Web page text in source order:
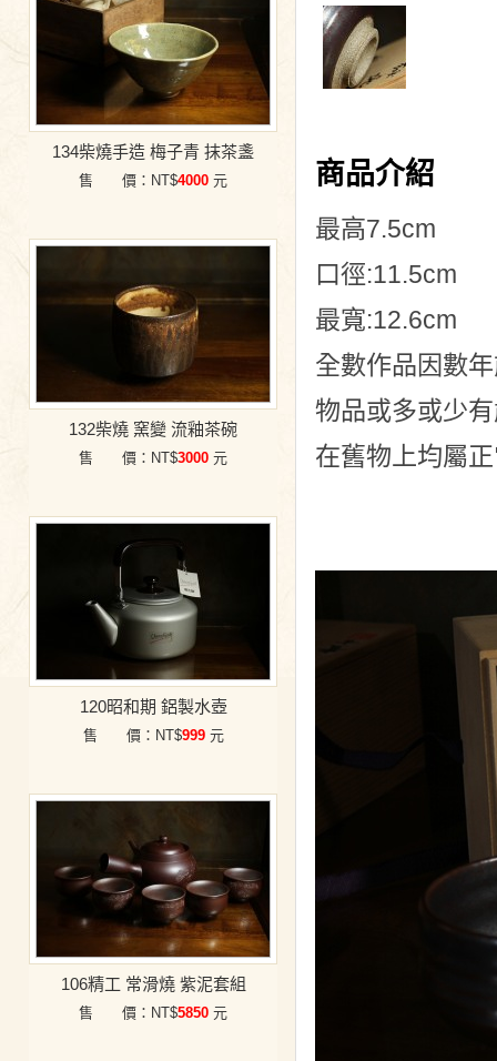
134柴燒手造 梅子青 抹茶盞
售 價：NT$4000 元
132柴燒 窯變 流釉茶碗
售 價：NT$3000 元
120昭和期 鋁製水壺
售 價：NT$999元
106精工 常滑燒 紫泥套組
售 價：NT$5850 元
商品介紹
最高7.5cm
口徑:11.5cm
最寬:12.6cm
全數作品因數
物品或多或少
在舊物上均屬